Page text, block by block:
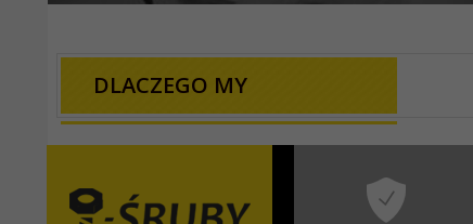
DLACZEGO MY